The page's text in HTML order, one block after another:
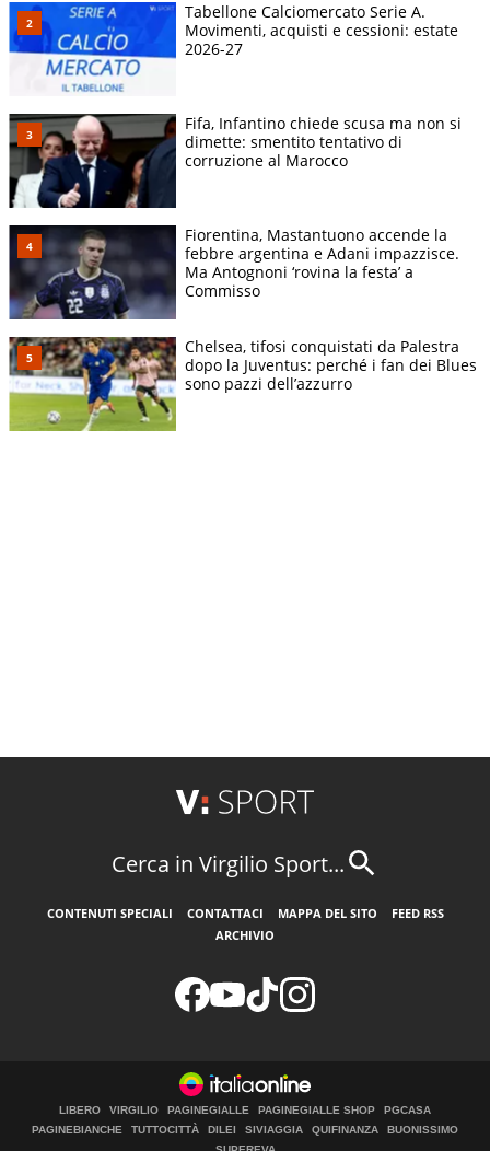
Tabellone Calciomercato Serie A.
Movimenti, acquisti e cessioni: estate
2026-27
Fifa, Infantino chiede scusa ma non si
dimette: smentito tentativo di
corruzione al Marocco
Fiorentina, Mastantuono accende la
febbre argentina e Adani impazzisce.
Ma Antognoni ‘rovina la festa’ a
Commisso
Chelsea, tifosi conquistati da Palestra
dopo la Juventus: perché i fan dei Blues
sono pazzi dell’azzurro
Cerca in Virgilio Sport...
CONTENUTI SPECIALI CONTATTACI MAPPA DEL SITO
FEED RSS
ARCHIVIO
LIBERO VIRGILIO PAGINEGIALLE PAGINEGIALLE SHOP
PGCASA
PAGINEBIANCHE
TUTTOCITTÀ DILEI SIVIAGGIA QUIFINANZA
BUONISSIMO